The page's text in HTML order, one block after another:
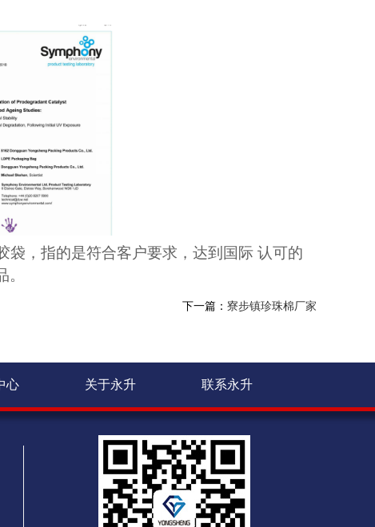
袋，指的是符合客户要求，达到国际 认可的
下一篇： 寮步镇珍珠棉厂家
心 关于永升 联系永升